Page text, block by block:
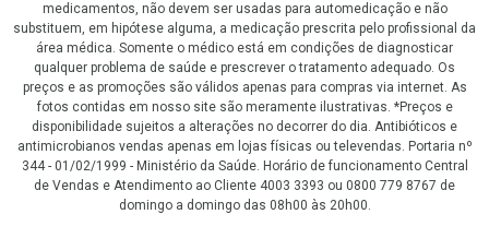
medicamentos, não devem ser usadas para automedicação e não
substituem, em hipótese alguma, a medicação prescrita pelo profissional da
área médica. Somente o médico está em condições de diagnosticar
qualquer problema de saúde e prescrever o tratamento adequado. Os
preços e as promoções são válidos apenas para compras via internet. As
fotos contidas em nosso site são meramente ilustrativas. *Preços e
disponibilidade sujeitos a alterações no decorrer do dia. Antibióticos e
antimicrobianos vendas apenas em lojas físicas ou televendas. Portaria nº
344 - 01/02/1999 - Ministério da Saúde. Horário de funcionamento Central
de Vendas e Atendimento ao Cliente 4003 3393 ou 0800 779 8767 de
domingo a domingo das 08h00 às 20h00.